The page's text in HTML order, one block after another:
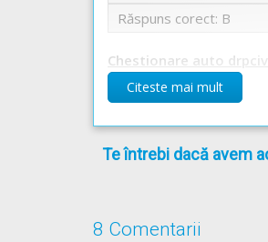
Răspuns corect: B
Chestionare auto
Citeste mai mult
Te întrebi dacă avem
8 Comentarii